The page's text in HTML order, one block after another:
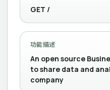
GET /
功能描述
An open source
to share data and
company